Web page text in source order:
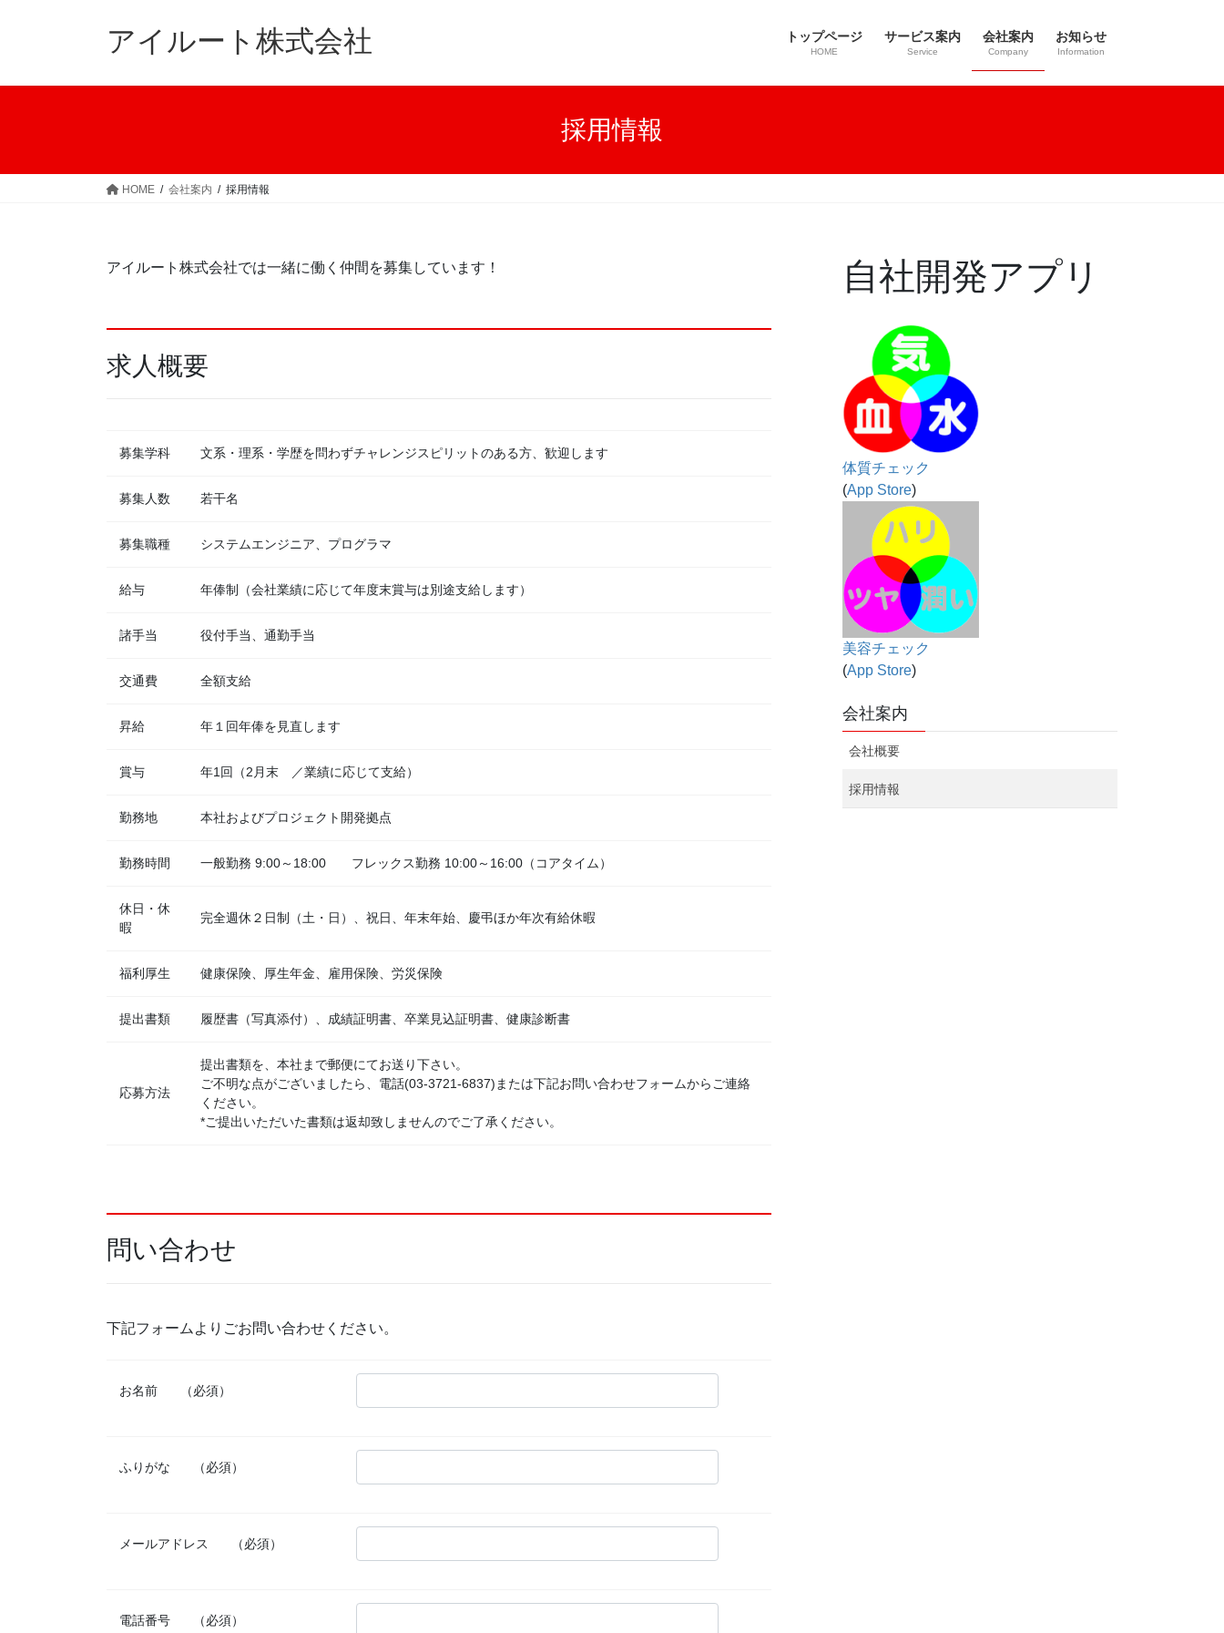
アイルート株式会社 トップページ
HOME
サービス案内
Service
会社案内
Company
お知らせ
Information
採用情報
HOME 会社案内 採用情報
アイルート株式会社では一緒に働く仲間を募集しています！
求人概要
募集学科 文系・理系・学歴を問わずチャレンジスピリットのある方、歓迎します
募集人数 若干名
募集職種 システムエンジニア、プログラマ
給与 年俸制（会社業績に応じて年度末賞与は別途支給します）
諸手当 役付手当、通勤手当
交通費 全額支給
昇給 年１回年俸を見直します
賞与 年1回（2月末 ／業績に応じて支給）
勤務地 本社およびプロジェクト開発拠点
勤務時間 一般勤務 9:00～18:00 フレックス勤務 10:00～16:00（コアタイム）
休日・休
暇
完全週休２日制（土・日）、祝日、年末年始、慶弔ほか年次有給休暇
福利厚生 健康保険、厚生年金、雇用保険、労災保険
提出書類 履歴書（写真添付）、成績証明書、卒業見込証明書、健康診断書
応募方法
提出書類を、本社まで郵便にてお送り下さい。
ご不明な点がございましたら、電話(03-3721-6837)または下記お問い合わせフォームからご連絡
ください。
*ご提出いただいた書類は返却致しませんのでご了承ください。
問い合わせ
下記フォームよりごお問い合わせください。
お名前 （必須）
ふりがな （必須）
メールアドレス （必須）
電話番号 （必須）
自社開発アプリ
体質チェック
(App Store)
美容チェック
(App Store)
会社案内
会社概要
採用情報